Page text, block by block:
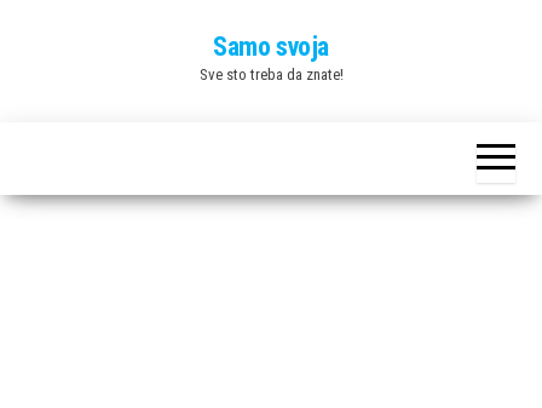
Samo svoja
Sve sto treba da znate!